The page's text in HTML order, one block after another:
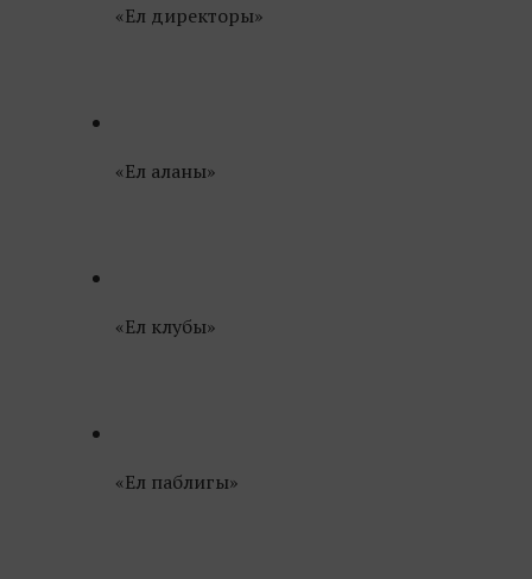
«Ел директоры»
«Ел аланы»
«Ел клубы»
«Ел паблигы»